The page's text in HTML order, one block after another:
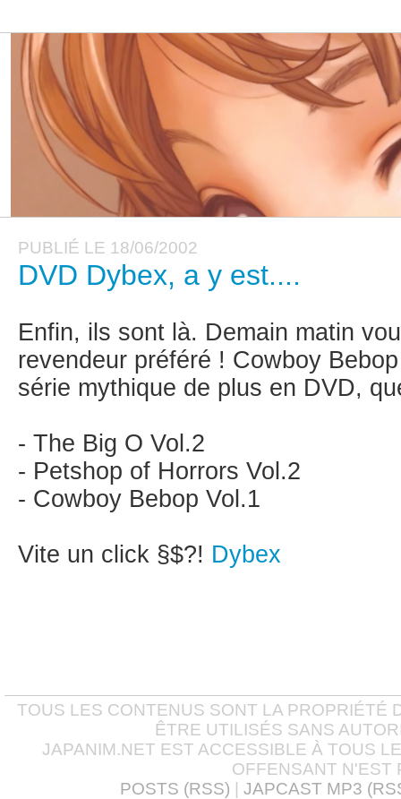
PUBLIÉ LE 18/06/2002
DVD Dybex, a y est....
Enfin, ils sont là. Demain matin
revendeur préféré ! Cowboy
série mythique de plus en DVD,
- The Big O Vol.2
- Petshop of Horrors Vol.2
- Cowboy Bebop Vol.1
Vite un click §$?! Dybex
TOUS LES CONTENUS SONT LA PROPRIÉTÉ
ÊTRE UTILISÉS SANS
JAPANIM.NET EST ACCESSIBLE À TOUS
OFFENSANT N'EST
POSTS (RSS)
JAPCAST MP3